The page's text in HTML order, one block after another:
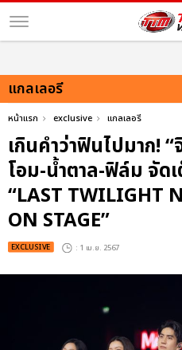
แกลเลอรี
หน้าแรก exclusive แกลเลอรี
เกินคำว่าฟินไปมาก!
โอม-น้ำตาล-ฟิล์ม จัด
“LAST TWILIGHT
ON STAGE”
EXCLUSIVE : 1 เม.ย. 2567